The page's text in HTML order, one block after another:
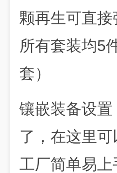
颗再生可直
所有套装均5
套）
镶嵌装备设
了，在这里
工厂简单易